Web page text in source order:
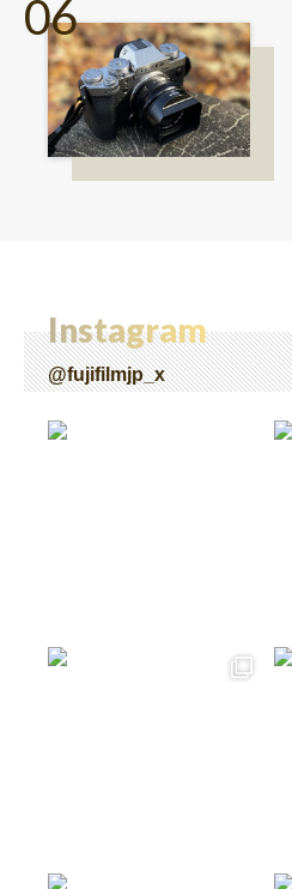
Instagram
@fujifilmjp_x